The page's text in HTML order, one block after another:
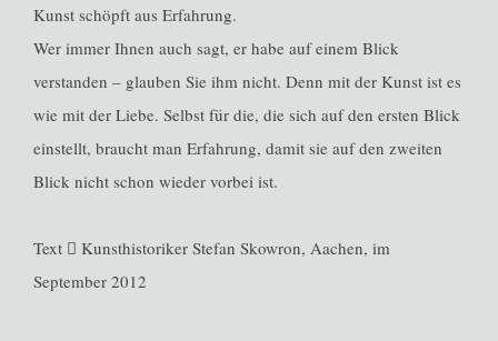
Kunst schöpft aus Erfahrung.
Wer immer Ihnen auch sagt, er habe auf einem Blick
verstanden – glauben Sie ihm nicht. Denn mit der Kunst ist es
wie mit der Liebe. Selbst für die, die sich auf den ersten Blick
einstellt, braucht man Erfahrung, damit sie auf den zweiten
Blick nicht schon wieder vorbei ist.
Text  Kunsthistoriker Stefan Skowron, Aachen, im
September 2012